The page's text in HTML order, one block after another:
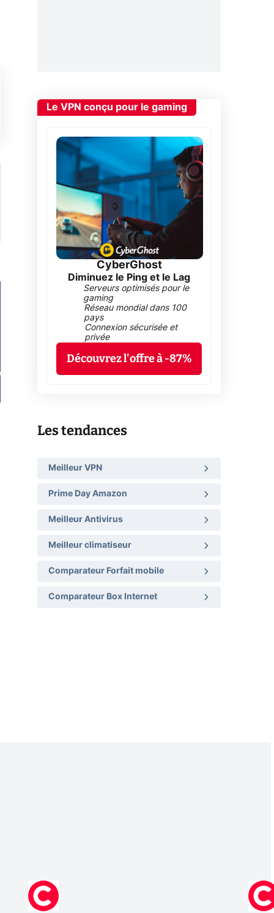
Le VPN conçu pour le gaming
CyberGhost
Diminuez le Ping et le Lag
Serveurs optimisés pour le
gaming
Réseau mondial dans 100
pays
Connexion sécurisée et
privée
Découvrez l'offre à -87%
Les tendances
Meilleur VPN
Prime Day Amazon
Meilleur Antivirus
Meilleur climatiseur
Comparateur Forfait mobile
Comparateur Box Internet